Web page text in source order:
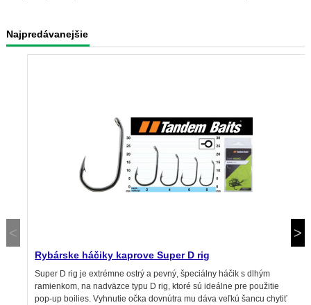
Najpredávanejšie
Rybárske háčiky kaprove Super D rig
Super D rig je extrémne ostrý a pevný, špeciálny háčik s dlhým
ramienkom, na nadväzce typu D rig, ktoré sú ideálne pre použitie
pop-up boilies. Vyhnutie očka dovnútra mu dáva veľkú šancu chytiť